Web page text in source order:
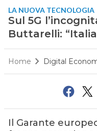
LA NUOVA TECNOLOGIA
Sul 5G
Buttarelli:
Home Digital
Il Garante